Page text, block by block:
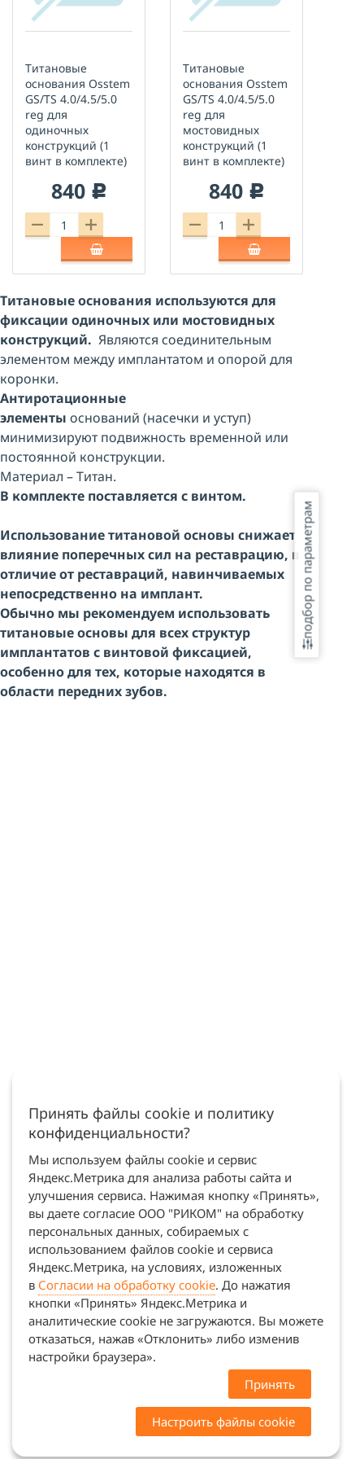
подбор по параметрам
Титановые
основания Osstem
GS/TS 4.0/4.5/5.0
reg для
одиночных
конструкций (1
винт в комплекте)
840 c
Титановые
основания Osstem
GS/TS 4.0/4.5/5.0
reg для
мостовидных
конструкций (1
винт в комплекте)
840 c
Титановые основания используются для
фиксации одиночных или мостовидных
конструкций. Являются соединительным
элементом между имплантатом и опорой для
коронки.
Антиротационные
элементы оснований (насечки и уступ)
минимизируют подвижность временной или
постоянной конструкции.
Материал – Титан.
В комплекте поставляется с винтом.
Использование титановой основы снижает
влияние поперечных сил на реставрацию, в
отличие от реставраций, навинчиваемых
непосредственно на имплант.
Обычно мы рекомендуем использовать
титановые основы для всех структур
имплантатов с винтовой фиксацией,
особенно для тех, которые находятся в
области передних зубов.
Принять файлы cookie и политику
конфиденциальности?
Мы используем файлы cookie и сервис
Яндекс.Метрика для анализа работы сайта и
улучшения сервиса. Нажимая кнопку «Принять»,
вы даете согласие ООО "РИКОМ" на обработку
персональных данных, собираемых с
использованием файлов cookie и сервиса
Яндекс.Метрика, на условиях, изложенных
в Согласии на обработку cookie. До нажатия
кнопки «Принять» Яндекс.Метрика и
аналитические cookie не загружаются. Вы можете
отказаться, нажав «Отклонить» либо изменив
настройки браузера».
Принять
Настроить файлы cookie